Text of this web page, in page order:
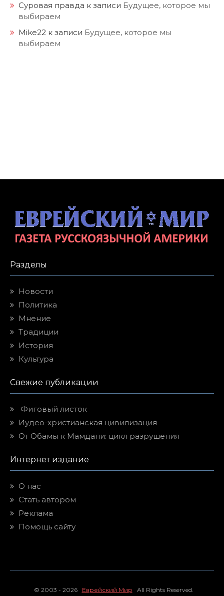
Суровая правда к записи Будущее, которое мы
выбираем
Mike22 к записи Будущее, которое мы
выбираем
Разделы
Новости
Политика
Мнение
Традиции
История
Культура
Свежие публикации
Фиговый листок
Иудео-христианская цивилизация
От Обамы к Мамдани: цикл разрушения
Интернет издание
О нас
Стать автором
Реклама
Помощь сайту
© 2003 - 2026 Еврейский Мир All Rights Reserved.